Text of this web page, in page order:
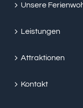
Unsere
Leistungen
Attraktionen
Kontakt